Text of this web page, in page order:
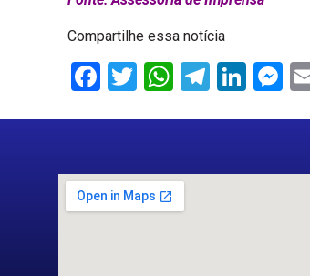
Compartilhe essa notícia
Facebook
Twitter
WhatsApp